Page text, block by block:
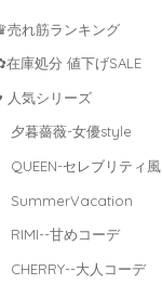
売れ筋ランキング
庫処分 値下げSALE
人気シリーズ
夕暮薔薇-女優style
QUEEN-セレブリティ風
SummerVacation
RIMI--甘めコーデ
CHERRY--大人コーデ